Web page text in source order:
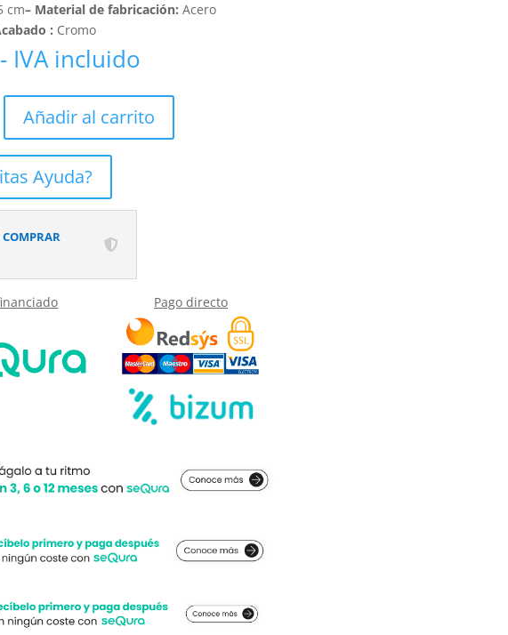
cm– Material de fabricación: Acero
: Cromo
- IVA incluido
Añadir al carrito
Ayuda?
Pago directo